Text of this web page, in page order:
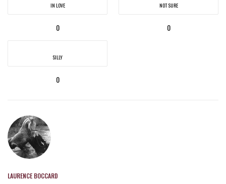
IN LOVE
0
NOT SURE
0
SILLY
0
LAURENCE BOCCARD